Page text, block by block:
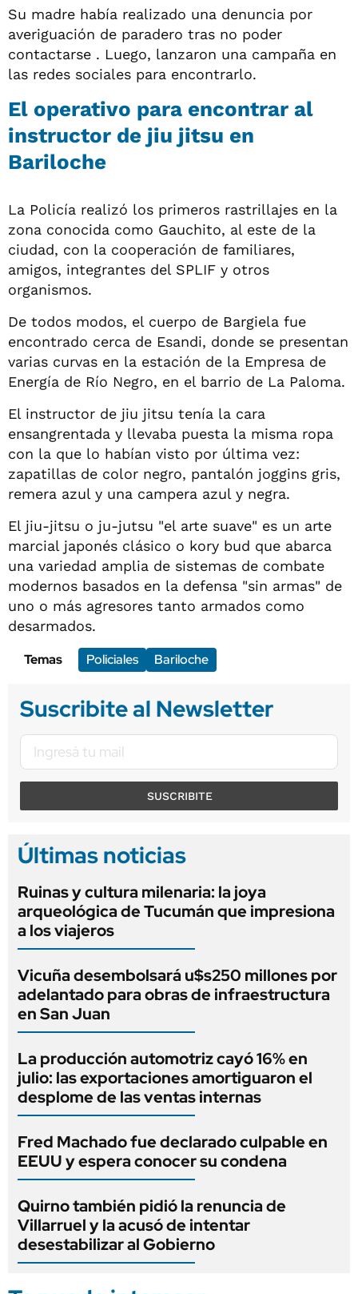
Su madre había realizado una denuncia por
averiguación de paradero tras no poder
contactarse . Luego, lanzaron una campaña en
las redes sociales para encontrarlo.
El operativo para encontrar al
instructor de jiu jitsu en
Bariloche
La Policía realizó los primeros rastrillajes en la
zona conocida como Gauchito, al este de la
ciudad, con la cooperación de familiares,
amigos, integrantes del SPLIF y otros
organismos.
De todos modos, el cuerpo de Bargiela fue
encontrado cerca de Esandi, donde se presentan
varias curvas en la estación de la Empresa de
Energía de Río Negro, en el barrio de La Paloma.
El instructor de jiu jitsu tenía la cara
ensangrentada y llevaba puesta la misma ropa
con la que lo habían visto por última vez:
zapatillas de color negro, pantalón joggins gris,
remera azul y una campera azul y negra.
El jiu-jitsu o ju-jutsu "el arte suave" es un arte
marcial japonés clásico o kory bud que abarca
una variedad amplia de sistemas de combate
modernos basados en la defensa "sin armas" de
uno o más agresores tanto armados como
desarmados.
Temas
Policiales Bariloche
Suscribite al Newsletter
SUSCRIBITE
Últimas noticias
Ruinas y cultura milenaria: la joya
arqueológica de Tucumán que impresiona
a los viajeros
Vicuña desembolsará u$s250 millones por
adelantado para obras de infraestructura
en San Juan
La producción automotriz cayó 16% en
julio: las exportaciones amortiguaron el
desplome de las ventas internas
Fred Machado fue declarado culpable en
EEUU y espera conocer su condena
Quirno también pidió la renuncia de
Villarruel y la acusó de intentar
desestabilizar al Gobierno